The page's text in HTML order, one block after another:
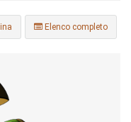
Elenco completo